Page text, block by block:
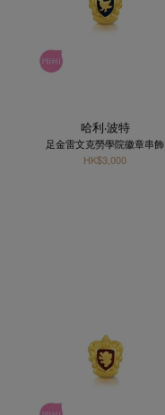
哈利‧波特
足金雷文克勞學院徽章串飾
HK$3,000